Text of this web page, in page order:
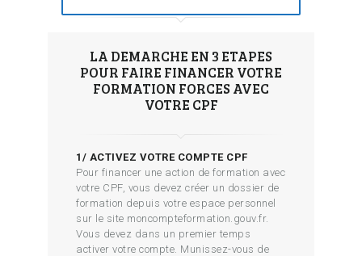
LA DEMARCHE EN 3 ETAPES
POUR FAIRE FINANCER VOTRE
FORMATION FORCES AVEC
VOTRE CPF
1/ ACTIVEZ VOTRE COMPTE CPF
Pour financer une action de formation avec
votre CPF, vous devez créer un dossier de
formation depuis votre espace personnel
sur le site moncompteformation.gouv.fr.
Vous devez dans un premier temps
activer votre compte. Munissez-vous de